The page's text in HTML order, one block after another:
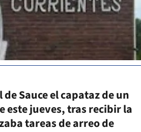
Sauce el capataz de un
este jueves, tras recibir la
tareas de arreo de